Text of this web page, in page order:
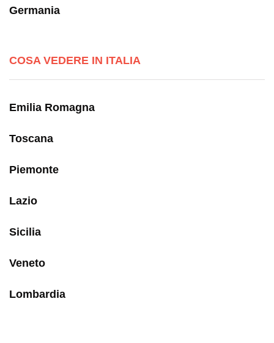
Germania
COSA VEDERE IN ITALIA
Emilia Romagna
Toscana
Piemonte
Lazio
Sicilia
Veneto
Lombardia